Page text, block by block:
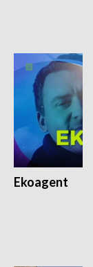
Ekoagent